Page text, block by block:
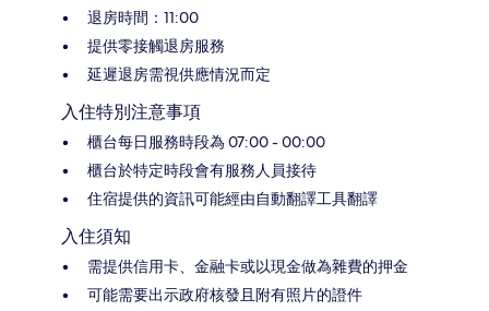
退房時間：11:00
提供零接觸退房服務
延遲退房需視供應情況而定
入住特別注意事項
櫃台每日服務時段為 07:00 - 00:00
櫃台於特定時段會有服務人員接待
住宿提供的資訊可能經由自動翻譯工具翻譯
入住須知
需提供信用卡、金融卡或以現金做為雜費的押金
可能需要出示政府核發且附有照片的證件